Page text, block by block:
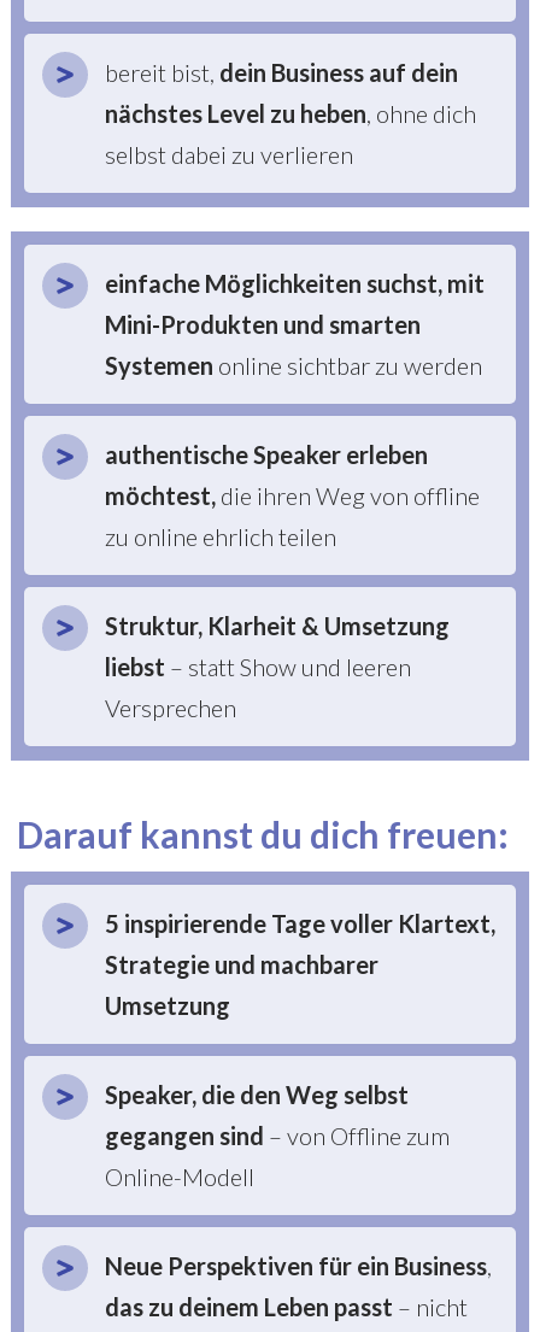
bereit bist, dein Business auf dein
nächstes Level zu heben, ohne dich
selbst dabei zu verlieren
einfache Möglichkeiten suchst, mit
Mini-Produkten und smarten
Systemen online sichtbar zu werden
authentische Speaker erleben
möchtest, die ihren Weg von offline
zu online ehrlich teilen
Struktur, Klarheit & Umsetzung
liebst – statt Show und leeren
Versprechen
Darauf kannst du dich freuen:
5 inspirierende Tage voller Klartext,
Strategie und machbarer
Umsetzung
Speaker, die den Weg selbst
gegangen sind – von Offline zum
Online-Modell
Neue Perspektiven für ein Business,
das zu deinem Leben passt – nicht